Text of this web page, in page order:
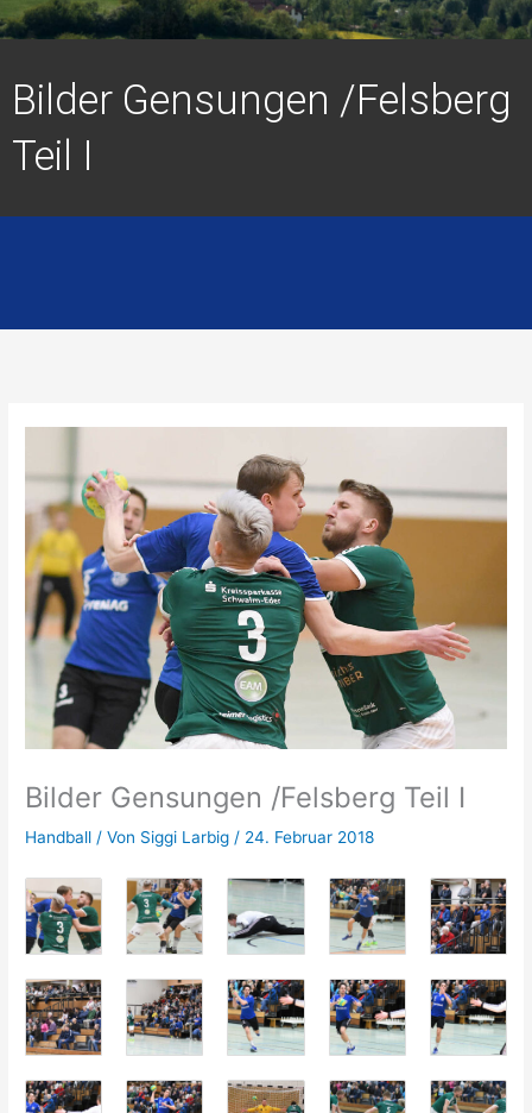
Bilder Gensungen /Felsberg
Teil I
Bilder Gensungen /Felsberg Teil I
Handball / Von Siggi Larbig/ 24. Februar 2018